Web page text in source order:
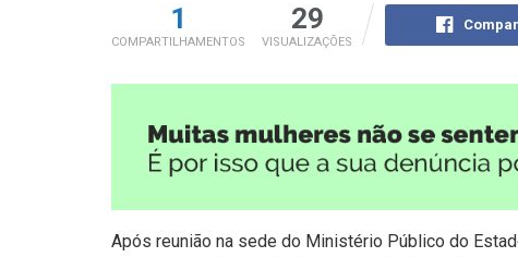
1
COMPARTILHAMENTOS
29
VISUALIZAÇÕES
Após reunião na sede do Ministério Público do